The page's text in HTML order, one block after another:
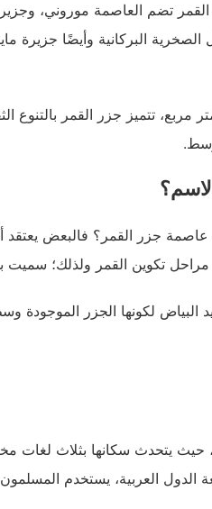
تضم العاصمة موروني،
البركانية وأيضًا
دولة جزر القمر ١٨٦٢ كيلومتر مربع، تتميز
جزر القمر؟ فالبعض يعتقد
تكوين القمر ولذلك؛ سميت
البياض لكونها الجزر الموجودة
حيث يتحدث سكانها بثلاث لغات
الدول العربية، يستخدم